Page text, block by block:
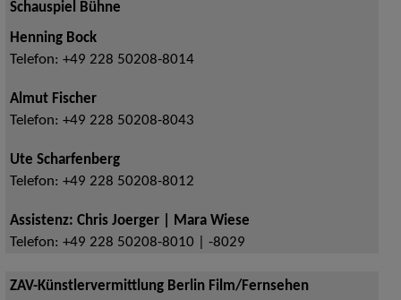
Schauspiel Bühne
Henning Bock
Telefon: +49 228 50208-8014
Almut Fischer
Telefon: +49 228 50208-8043
Ute Scharfenberg
Telefon: +49 228 50208-8012
Assistenz: Chris Joerger | Mara Wiese
Telefon: +49 228 50208-8010 | -8029
ZAV-Künstlervermittlung Berlin Film/Fernsehen